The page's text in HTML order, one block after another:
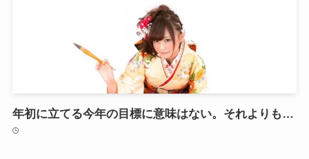
年初に立てる今年の目標に意味はない。それよりも…